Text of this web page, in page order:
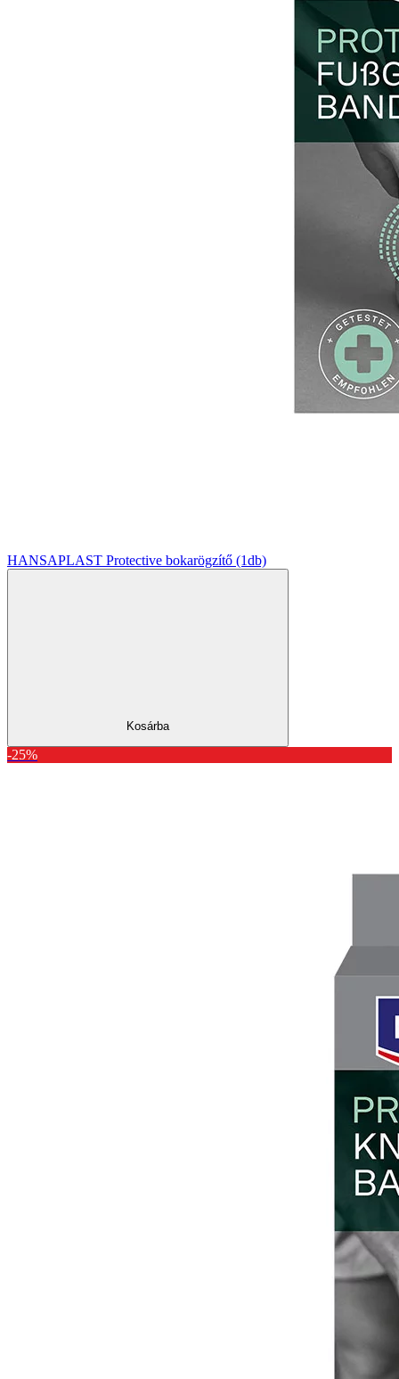
HANSAPLAST Protective bokarögzítő (1db)
Kosárba
-25%